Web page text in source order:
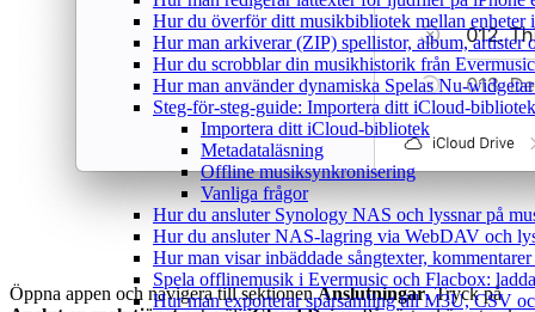
Hur du överför ditt musikbibliotek mellan enheter
Hur man arkiverar (ZIP) spellistor, album, artister
Hur du scrobblar din musikhistorik från
Hur man använder dynamiska Spelas Nu-
Steg-för-steg-guide: Importera ditt iCloud-
Importera ditt iCloud-bibliotek
Metadataläsning
Offline musiksynkronisering
Vanliga frågor
Hur du ansluter Synology NAS och lyssnar på
Hur du ansluter NAS-lagring via WebDAV och
Hur man visar inbäddade sångtexter,
Spela offlinemusik i Evermusic och Flacbox:
Hur man exporterar spårsamling till M3U, CSV
Öppna appen och navigera till sektionenAnslutningar. Tryck på